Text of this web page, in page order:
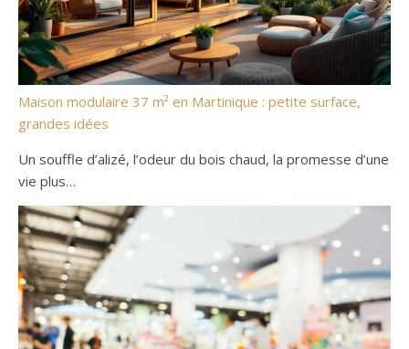
Maison modulaire 37 m² en Martinique : petite surface,
grandes idées
Un souffle d’alizé, l’odeur du bois chaud, la promesse d’une
vie plus…